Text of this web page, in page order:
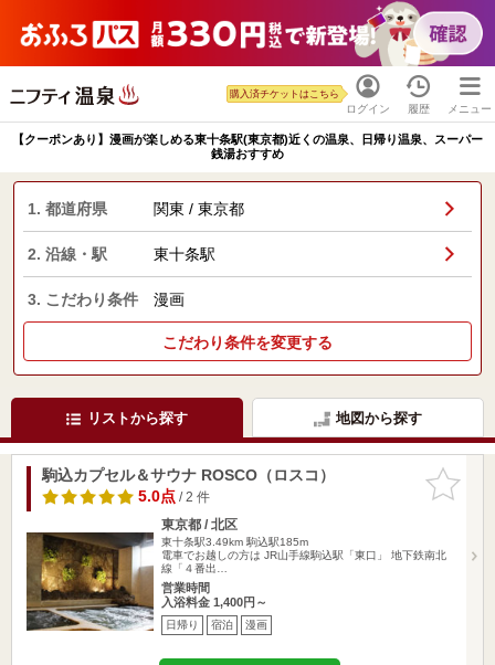
ログイン
購入済チケットはこちら
履歴 メニュー
【クーポンあり】漫画が楽しめる東十条駅(東京都)近くの温泉、日帰り温泉、スーパー
銭湯おすすめ
1. 都道府県 関東 / 東京都
2. 沿線・駅 東十条駅
3. こだわり条件 漫画
こだわり条件を変更する
リストから探す 地図から探す
お気に入
りに追加
駒込カプセル＆サウナ ROSCO（ロスコ）
5.0点/ 2 件
東京都 / 北区
東十条駅3.49km 駒込駅185m
電車でお越しの方は JR山手線駒込駅「東口」 地下鉄南北
線「４番出…
営業時間
入浴料金 1,400円～
日帰り 宿泊 漫画